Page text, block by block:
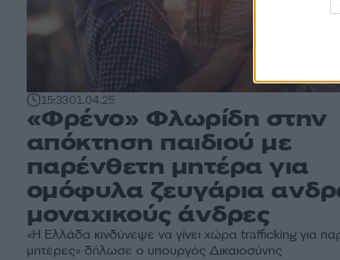
15:3301.04.25
«Φρένο» Φλωρίδη στην
απόκτηση παιδιού με
παρένθετη μητέρα για
ομόφυλα ζευγάρια
μοναχικούς άνδρες
«Η Ελλάδα κινδύνεψε να γίνει χώρα trafficking για
μητέρες» δήλωσε ο υπουργός Δικαιοσύνης